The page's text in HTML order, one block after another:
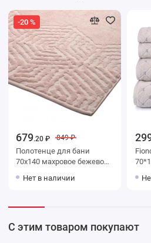
-20 %
679.20 ₽ 849 ₽
Полотенце для бани
70х140 махровое бежевое
Нет в наличии
С этим товаром покупают